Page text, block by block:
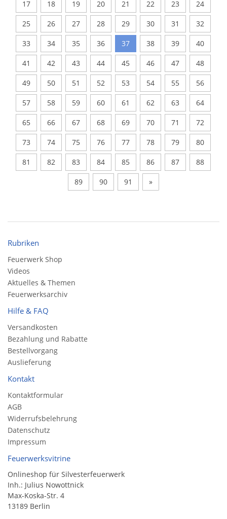
17 18 19 20 21 22 23 24
25 26 27 28 29 30 31 32
33 34 35 36 37 38 39 40
41 42 43 44 45 46 47 48
49 50 51 52 53 54 55 56
57 58 59 60 61 62 63 64
65 66 67 68 69 70 71 72
73 74 75 76 77 78 79 80
81 82 83 84 85 86 87 88
89 90 91 »
Rubriken
Feuerwerk Shop
Videos
Aktuelles & Themen
Feuerwerksarchiv
Hilfe & FAQ
Versandkosten
Bezahlung und Rabatte
Bestellvorgang
Auslieferung
Kontakt
Kontaktformular
AGB
Widerrufsbelehrung
Datenschutz
Impressum
Feuerwerksvitrine
Onlineshop für Silvesterfeuerwerk
Inh.: Julius Nowottnick
Max-Koska-Str. 4
13189 Berlin